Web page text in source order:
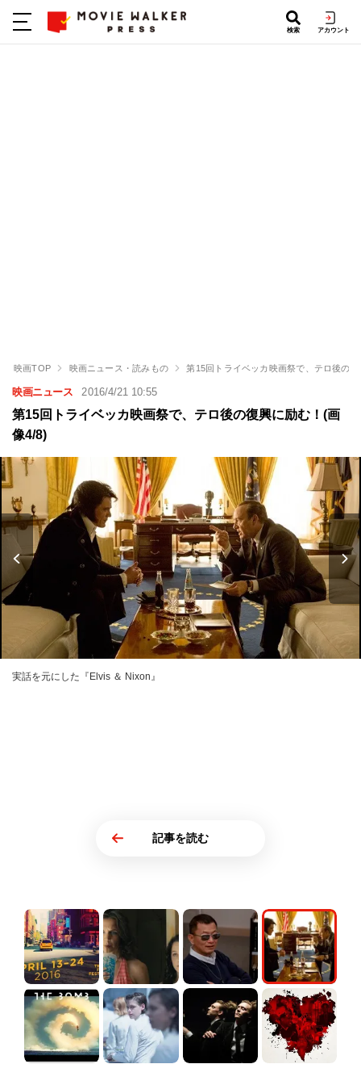
検索 アカウント
映画TOP 映画ニュース・読みもの 第15回トライベッカ映画祭で、テロ後の
映画ニュース 2016/4/21 10:55
第15回トライベッカ映画祭で、テロ後の復興に励む！(画
像4/8)
実話を元にした『Elvis ＆ Nixon』
記事を読む